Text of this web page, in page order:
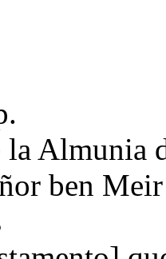
la Almunia
ben